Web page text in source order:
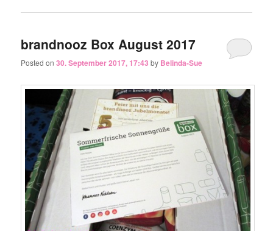
brandnooz Box August 2017
Posted on30. September 2017, 17:43 by Belinda-Sue